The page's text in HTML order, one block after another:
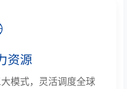
资源
模式，灵活调度全球